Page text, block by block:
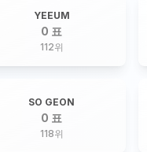
YEEUM
0 표
112위
SO GEON
0 표
118위